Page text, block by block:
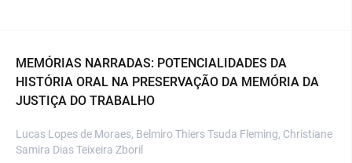
MEMÓRIAS NARRADAS: POTENCIALIDADES DA
HISTÓRIA ORAL NA PRESERVAÇÃO DA MEMÓRIA DA
JUSTIÇA DO TRABALHO
Lucas Lopes de Moraes, Belmiro Thiers Tsuda Fleming, Christiane
Samira Dias Teixeira Zboril